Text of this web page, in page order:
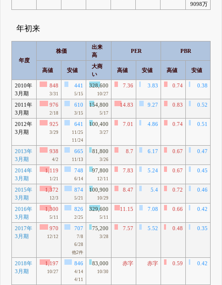
9098万
年初来
年度
株価
出来
高
PER PBR
高値 安値
大商
い
高値 安値 高値 安値
2010年
3月期
848
3/31
441
5/15
328,600
10/27
7.36 3.83 0.74 0.38
2011年
3月期
976
2/18
610
3/15
154,800
5/17
14.83 9.27 0.83 0.52
2012年
3月期
925
3/29
641
11/25
11/24
100,400
3/27
7.01 4.86 0.74 0.51
2013年
3月期
938
4/2
665
11/13
81,800
3/26
8.7 6.17 0.67 0.47
2014年
3月期
1,119
1/21
748
6/14
97,800
12/11
7.83 5.24 0.67 0.45
2015年
3月期
1,372
12/3
874
5/21
100,900
10/29
8.47 5.4 0.72 0.46
2016年
3月期
1,300
5/11
826
2/25
329,600
5/11
11.15 7.08 0.66 0.42
2017年
3月期
970
12/12
707
7/8
6/28
他2件
75,200
3/28
7.57 5.52 0.48 0.35
2018年
3月期
1,197
10/27
846
4/14
4/11
83,000
10/30
赤字 赤字 0.59 0.42